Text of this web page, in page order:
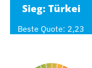
Sieg: Türkei
Beste Quote: 2,23